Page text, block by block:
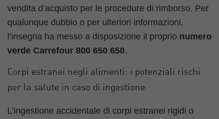
vendita d’acquisto per le procedure di rimborso. Per
qualunque dubbio o per ulteriori informazioni,
l’insegna ha messo a disposizione il proprio numero
verde Carrefour 800 650 650.
Corpi estranei negli alimenti: i potenziali rischi
per la salute in caso di ingestione
L’ingestione accidentale di corpi estranei rigidi o